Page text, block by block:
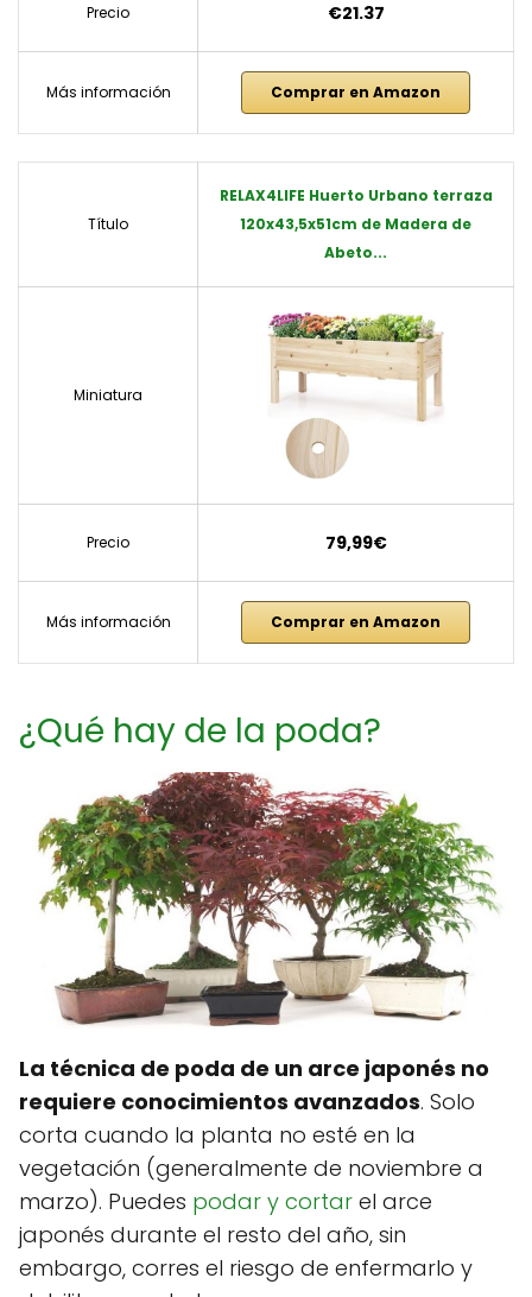
Precio €21.37
Más información Comprar en Amazon
Título
RELAX4LIFE Huerto Urbano terraza
120x43,5x51cm de Madera de
Abeto...
Miniatura
Precio 79,99€
Más información Comprar en Amazon
¿Qué hay de la poda?
La técnica de poda de un arce japonés no
requiere conocimientos avanzados. Solo
corta cuando la planta no esté en la
vegetación (generalmente de noviembre a
marzo). Puedes podar y cortar el arce
japonés durante el resto del año, sin
embargo, corres el riesgo de enfermarlo y